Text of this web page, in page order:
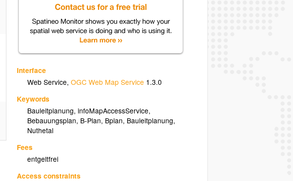
Interface
Web Service,OGC Web Map Service 1.3.0
Keywords
Bauleitplanung,infoMapAccessService,
Bebauungsplan, B-Plan, Bplan, Bauleitplanung,
Nuthetal
Fees
entgeltfrei
Access constraints